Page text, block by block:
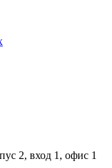
2, вход 1, офис 1